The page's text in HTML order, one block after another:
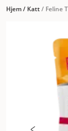
Hjem/ Katt/ Feline